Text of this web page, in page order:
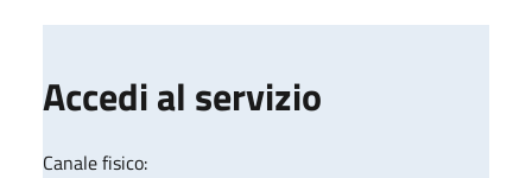
Accedi al servizio
Canale fisico: